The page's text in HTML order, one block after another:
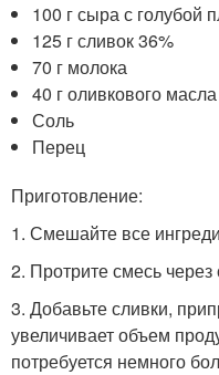
100 г сыра с голубой
125 г сливок 36%
70 г молока
40 г оливкового масла
Соль
Перец
Приготовление:
1. Смешайте все
2. Протрите смесь через
3. Добавьте сливки,
увеличивает объем
потребуется немного